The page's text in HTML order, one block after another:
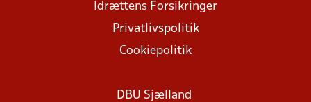
Idrættens Forsikringer
Privatlivspolitik
Cookiepolitik
DBU Sjælland